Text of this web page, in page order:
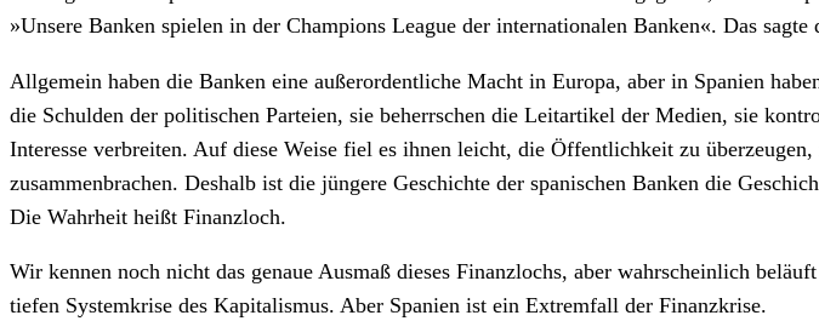
»Unsere Banken spielen in der Champions League der internationalen Banken«. Das
Allgemein haben die Banken eine außerordentliche Macht in Europa, aber in Spanien
die Schulden der politischen Parteien, sie beherrschen die Leitartikel der Medien, sie
Interesse verbreiten. Auf diese Weise fiel es ihnen leicht, die Öffentlichkeit zu
zusammenbrachen. Deshalb ist die jüngere Geschichte der spanischen Banken die
Die Wahrheit heißt Finanzloch.
Wir kennen noch nicht das genaue Ausmaß dieses Finanzlochs, aber wahrscheinlich
tiefen Systemkrise des Kapitalismus. Aber Spanien ist ein Extremfall der Finanzkrise.